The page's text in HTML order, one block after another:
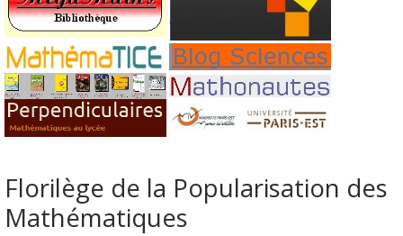
Florilège de la Popularisation des
Mathématiques